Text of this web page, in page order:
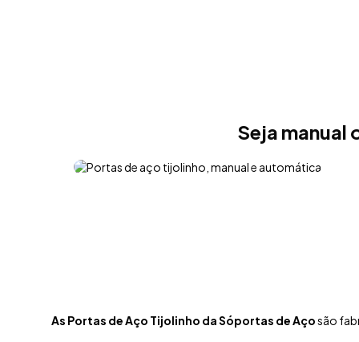
Seja
As Portas de Aço Tijolinho da Sóportas de Açosão